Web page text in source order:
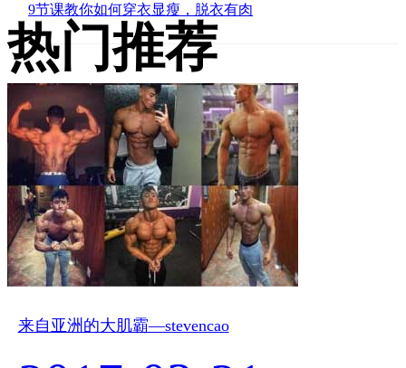
9节课教你如何穿衣显瘦，脱衣有肉
热门推荐
来自亚洲的大肌霸—stevencao